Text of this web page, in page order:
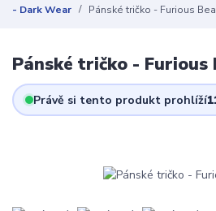
- Dark Wear
Pánské tričko - Furious
Pánské tričko - Furious
Právě si tento produkt prohlíží